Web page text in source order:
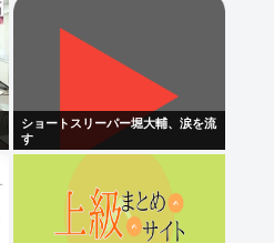
ショートスリーパー堀大輔、涙を流
す